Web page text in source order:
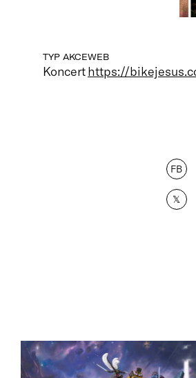
TYP AKCE
Koncert
WEB
https://
FB
𝕏